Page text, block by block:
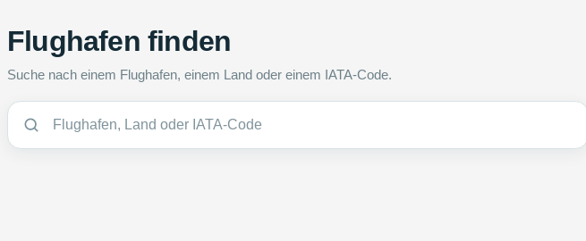
Flughafen finden
Suche nach einem Flughafen, einem Land oder einem IATA-Code.